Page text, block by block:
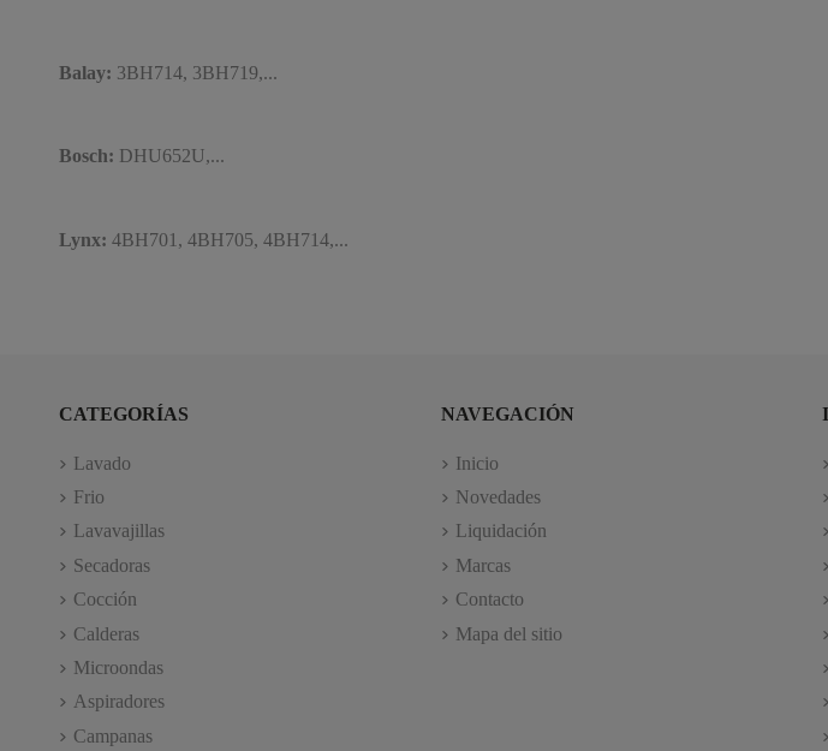
Balay: 3BH714, 3BH719,...
Bosch: DHU652U,...
Lynx: 4BH701, 4BH705, 4BH714,...
CATEGORÍAS
Lavado
Frio
Lavavajillas
Secadoras
Cocción
Calderas
Microondas
Aspiradores
Campanas
NAVEGACIÓN
Inicio
Novedades
Liquidación
Marcas
Contacto
Mapa del sitio